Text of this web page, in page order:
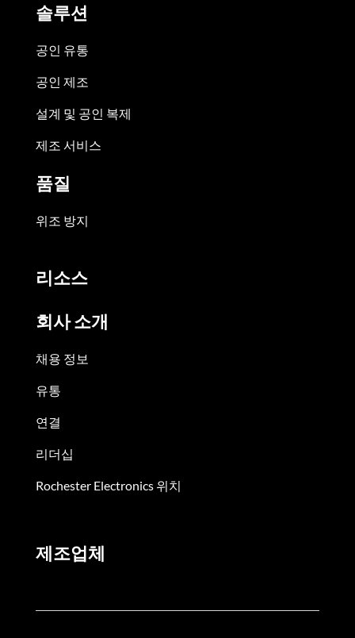
솔루션
공인 유통
공인 제조
설계 및 공인 복제
제조 서비스
품질
위조 방지
리소스
회사 소개
채용 정보
유통
연결
리더십
Rochester Electronics 위치
제조업체